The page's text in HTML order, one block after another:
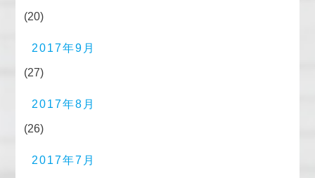
(20)
2017年9月
(27)
2017年8月
(26)
2017年7月